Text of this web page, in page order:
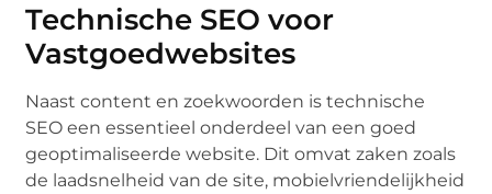
Technische SEO voor
Vastgoedwebsites
Naast content en zoekwoorden is technische
SEO een essentieel onderdeel van een goed
geoptimaliseerde website. Dit omvat zaken zoals
de laadsnelheid van de site, mobielvriendelijkheid